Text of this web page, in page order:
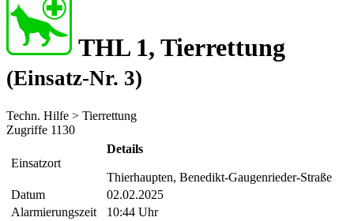
THL 1, Tierrettung
(Einsatz-Nr. 3)
Techn. Hilfe > Tierrettung
Zugriffe 1130
Einsatzort
Details
Thierhaupten, Benedikt-Gaugenrieder-Straße
Datum
02.02.2025
Alarmierungszeit
10:44 Uhr